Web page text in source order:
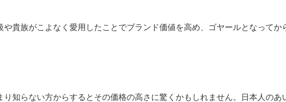
貴族がこよなく愛用したことでブランド価値を高め、ゴヤールとなって
知らない方からするとその価格の高さに驚くかもしれません。日本人のあ